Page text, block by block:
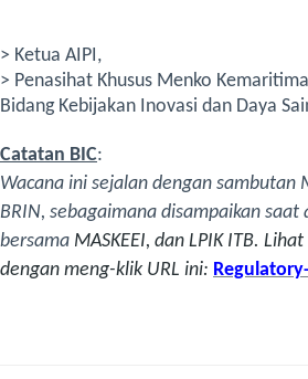
> Ketua AIPI,
> Penasihat Khusus Menko
Bidang Kebijakan Inovasi dan Daya
Catatan BIC:
Wacana ini sejalan dengan sambutan
BRIN, sebagaimana disampaikan saat
bersama MASKEEI, dan LPIK ITB.
dengan meng-klik URL ini: